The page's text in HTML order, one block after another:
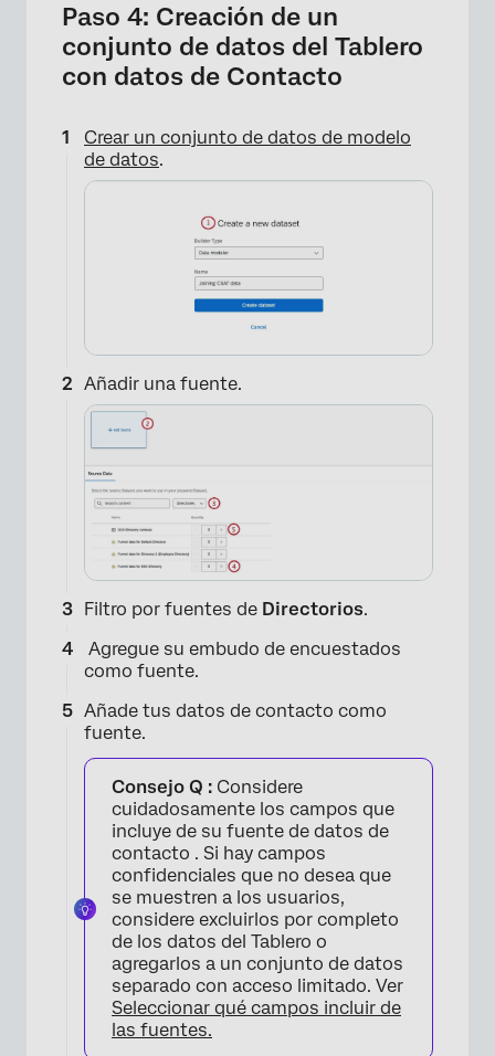
×
Paso 4: Creación de un
conjunto de datos del Tablero
con datos de Contacto
Crear un conjunto de datos de modelo
de datos.
×
Añadir una fuente.
Filtro por fuentes de Directorios.
Agregue su embudo de encuestados
como fuente.
Añade tus datos de contacto como
fuente.
Consejo Q : Considere
cuidadosamente los campos que
incluye de su fuente de datos de
contacto . Si hay campos
confidenciales que no desea que
se muestren a los usuarios,
considere excluirlos por completo
de los datos del Tablero o
agregarlos a un conjunto de datos
separado con acceso limitado. Ver
Seleccionar qué campos incluir de
las fuentes.